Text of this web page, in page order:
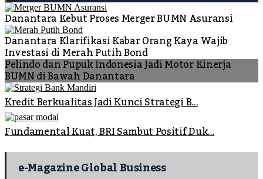
Danantara Kebut Proses Merger BUMN Asuransi
Danantara Klarifikasi Kabar Orang Kaya Wajib
Investasi di Merah Putih Bond
Pelindo dan Pupuk Indonesia Jadi Motor Kinerja
BUMN di Bawah Danantara
Kredit Berkualitas Jadi Kunci Strategi B...
Fundamental Kuat, BRI Sambut Positif Duk...
e-Magazine Global Business